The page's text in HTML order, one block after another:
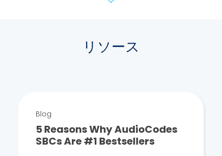
リソース
Blog
5 Reasons Why AudioCodes
SBCs Are #1 Bestsellers